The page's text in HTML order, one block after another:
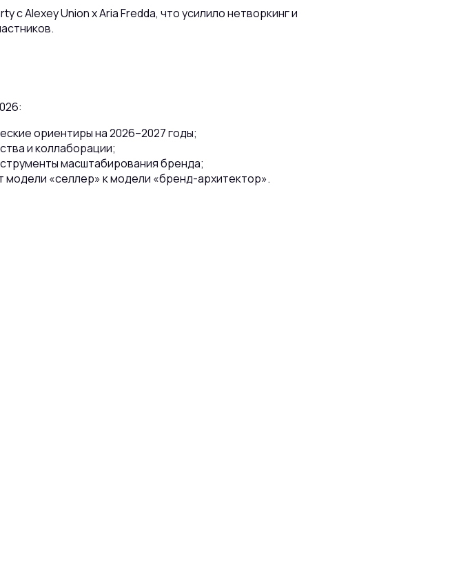
с Alexey Union x Aria Fredda, что усилило нетворкинг и
ориентиры на 2026–2027 годы;
и коллаборации;
масштабирования бренда;
модели «селлер» к модели «бренд-архитектор».